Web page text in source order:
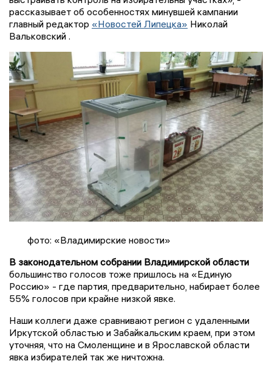
рассказывает об особенностях минувшей кампании
главный редактор «Новостей Липецка» Николай
Вальковский .
фото: «Владимирские новости»
В законодательном собрании Владимирской области
большинство голосов тоже пришлось на «Единую
Россию» - где партия, предварительно, набирает более
55% голосов при крайне низкой явке.
Наши коллеги даже сравнивают регион с удаленными
Иркутской областью и Забайкальским краем, при этом
уточняя, что на Смоленщине и в Ярославской области
явка избирателей так же ничтожна.